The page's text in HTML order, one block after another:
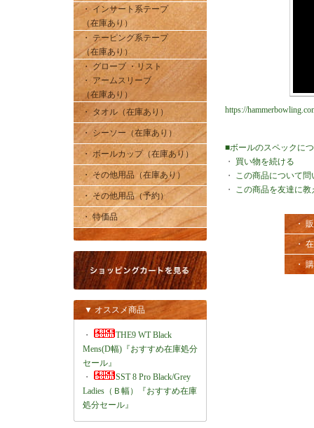
・ インサート系テープ
（在庫あり）
・ テーピング系テープ
（在庫あり）
・ グローブ ・リスト
・ アームスリーブ
（在庫あり）
・ タオル（在庫あり）
・ シーソー（在庫あり）
・ ボールカップ（在庫あり）
・ その他用品（在庫あり）
・ その他用品（予約）
・ 特価品
▼ オススメ商品
・
THE9 WT Black
Mens(D幅)『おすすめ在庫処分
セール』
・
SST 8 Pro Black/Grey
Ladies（Ｂ幅）『おすすめ在庫
処分セール』
https://
■ボールのスペックに
・ 買い物を続ける
・ この商品について問
・ この商品を友達に教
・
・
・